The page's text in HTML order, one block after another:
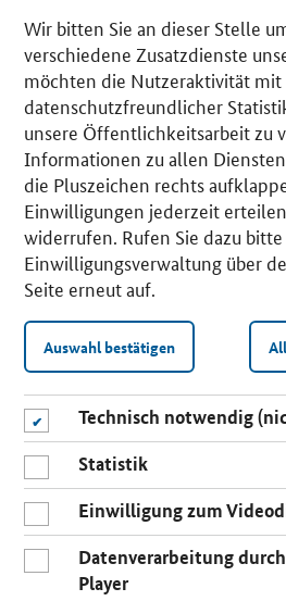
Wir bitten Sie an dieser Stelle
verschiedene Zusatzdienste
möchten die Nutzeraktivität
datenschutzfreundlicher
unsere Öffentlichkeitsarbeit zu
Informationen zu allen
die Pluszeichen rechts
Einwilligungen jederzeit
widerrufen. Rufen Sie dazu bitte
Einwilligungsverwaltung über
Seite erneut auf.
Auswahl bestätigen
Technisch notwendig
Statistik
Einwilligung zum
Datenverarbeitung
Player